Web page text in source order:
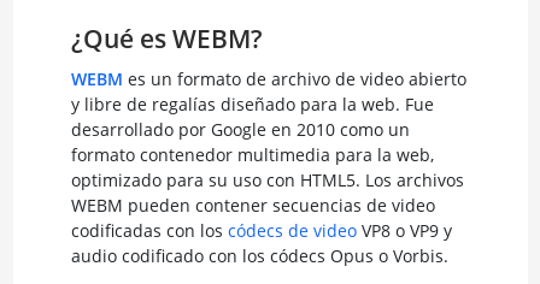
¿Qué es WEBM?
WEBM es un formato de archivo de video abierto
y libre de regalías diseñado para la web. Fue
desarrollado por Google en 2010 como un
formato contenedor multimedia para la web,
optimizado para su uso con HTML5. Los archivos
WEBM pueden contener secuencias de video
codificadas con los códecs de videoVP8 o VP9 y
audio codificado con los códecs Opus o Vorbis.